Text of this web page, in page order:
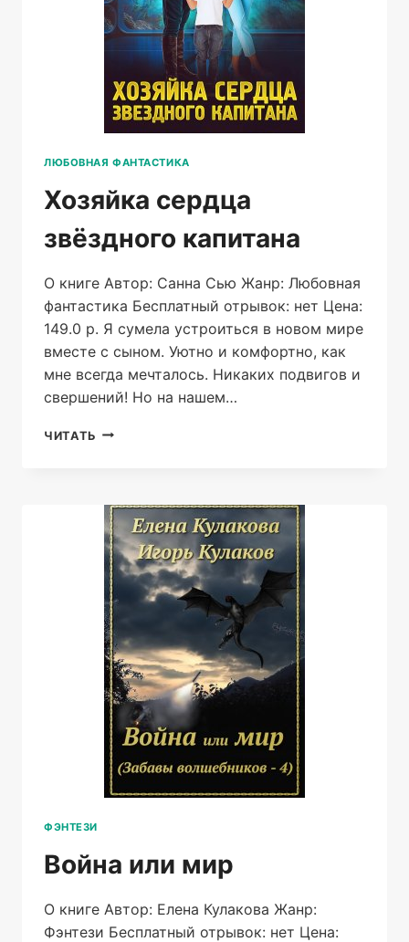
ЛЮБОВНАЯ ФАНТАСТИКА
Хозяйка сердца
звёздного капитана
О книге Автор: Санна Сью Жанр: Любовная
фантастика Бесплатный отрывок: нет Цена:
149.0 р. Я сумела устроиться в новом мире
вместе с сыном. Уютно и комфортно, как
мне всегда мечталось. Никаких подвигов и
свершений! Но на нашем…
ЧИТАТЬ ХОЗЯЙКА
ФЭНТЕЗИ
Война или мир
О книге Автор: Елена Кулакова Жанр:
Фэнтези Бесплатный отрывок: нет Цена: